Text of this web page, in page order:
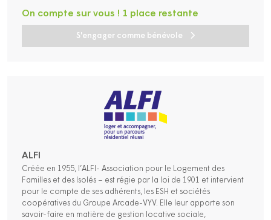
S'engager comme bénévole
On compte sur vous ! 1 place restante
ALFI
Créée en 1955, l’ALFI- Association pour le Logement des
Familles et des Isolés – est régie par la loi de 1901 et intervient
pour le compte de ses adhérents, les ESH et sociétés
coopératives du Groupe Arcade-VYV. Elle leur apporte son
savoir-faire en matière de gestion locative sociale,